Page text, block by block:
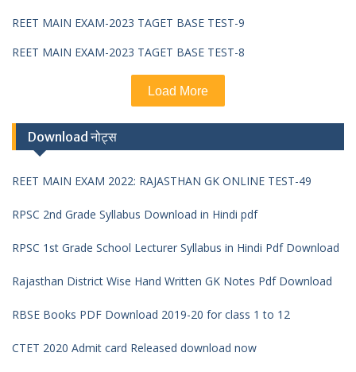
REET MAIN EXAM-2023 TAGET BASE TEST-9
REET MAIN EXAM-2023 TAGET BASE TEST-8
Load More
Download नोट्स
REET MAIN EXAM 2022: RAJASTHAN GK ONLINE TEST-49
RPSC 2nd Grade Syllabus Download in Hindi pdf
RPSC 1st Grade School Lecturer Syllabus in Hindi Pdf Download
Rajasthan District Wise Hand Written GK Notes Pdf Download
RBSE Books PDF Download 2019-20 for class 1 to 12
CTET 2020 Admit card Released download now